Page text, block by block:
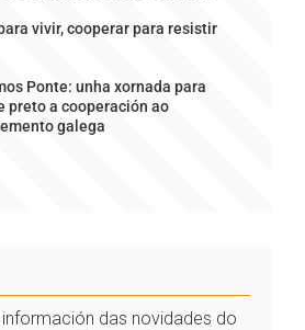
vivir, cooperar para resistir
Ponte: unha xornada para
preto a cooperación ao
galega
das novidades do